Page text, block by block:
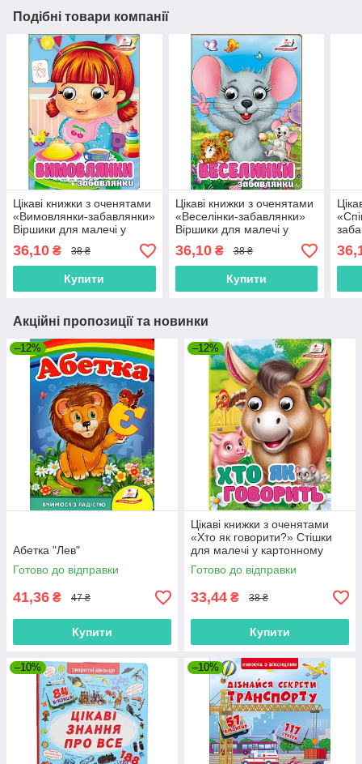
Подібні товари компанії
Цікаві книжки з оченятами
«Вимовлянки-забавлянки»
Віршики для малечі у
картонному форматі
(9786178405984)
36,10 ₴ 38 ₴
Купити
Цікаві книжки з оченятами
«Веселінки-забавлянки»
Віршики для малечі у
картонному форматі
(9786178405953)
36,10₴ 38 ₴
Купити
Акційні пропозиції та новинки
–12%
Абетка "Лев"
Готово до відправки
41,36 ₴ 47 ₴
Купити
–12%
Цікаві книжки з оченятами
«Хто як говорити?» Стішки
для малечі у картонному
форматі (9786178172893)
Готово до відправки
33,44 ₴ 38 ₴
Купити
–10% –10%